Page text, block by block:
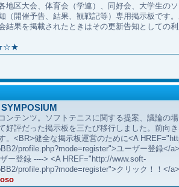
地区大会、体育会（学連）、同好会、大学生の
（開催予告、結果、観戦記等）専用掲示板です
結果を掲載されたときはその更新告知としての
ンテンツ。ソフトテニスに関する提案、議論の
好評だった掲示板を三たび移行しました。前向
。<BR>健全な掲示板運営のために<A
profile.php?mode=register">ユーザー登録</
ー登録 ----> <A HREF="http://www.soft-
profile.php?mode=register">クリック！！</a>